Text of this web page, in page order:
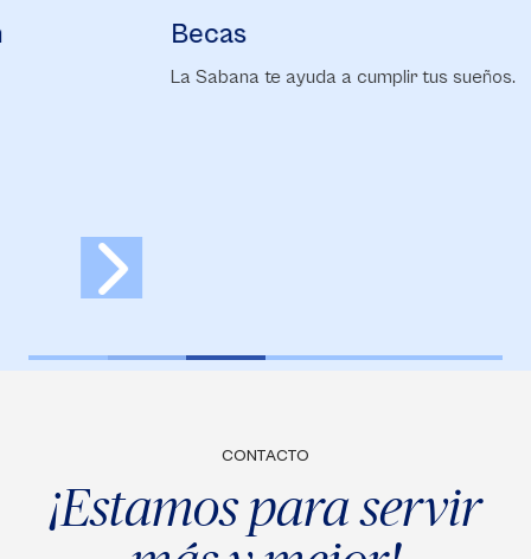
La Sabana te ayuda a cumplir tus sueños.
CONTACTO
¡Estamos para servir